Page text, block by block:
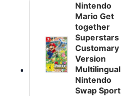
Nintendo
Mario Get
together
Superstars
Customary
Version
Multilingual
Nintendo
Swap Sport